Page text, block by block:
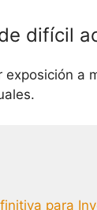
difícil
exposición
para